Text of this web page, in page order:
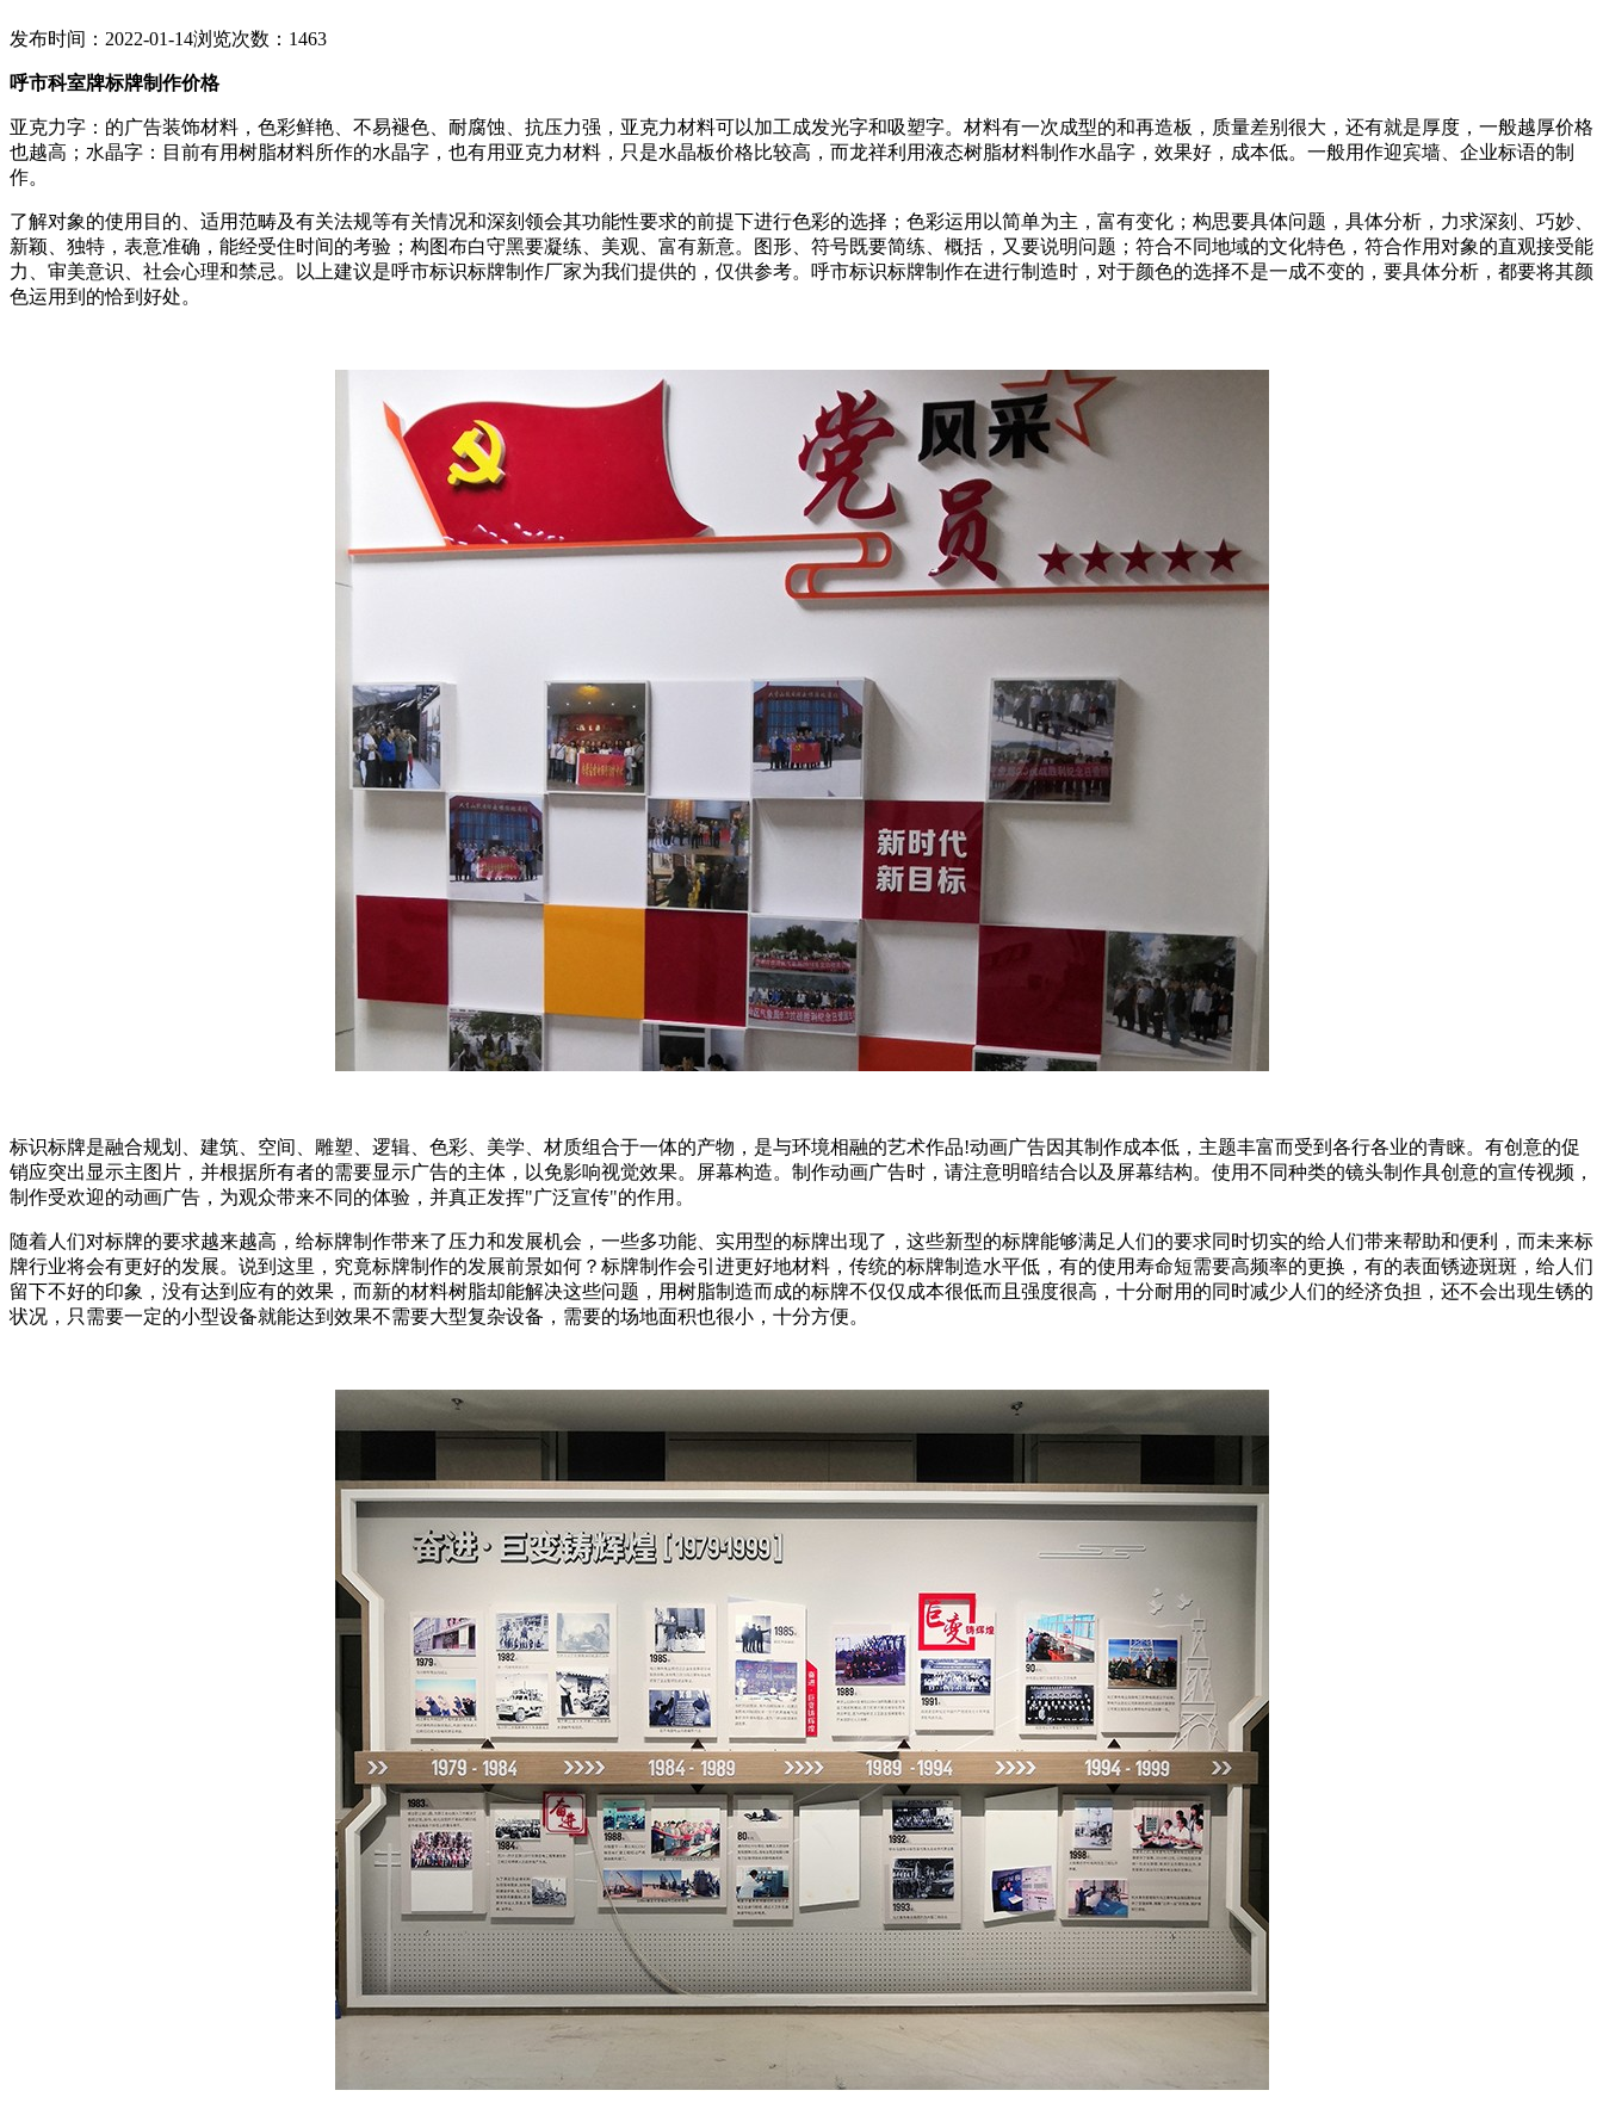
发布时间：2022-01-14浏览次数：1463
呼市科室牌标牌制作价格
亚克力字：的广告装饰材料，色彩鲜艳、不易褪色、耐腐蚀、抗压力强，亚克力材料可以加工成发光字和吸塑字。材料有一次成型的和再造板，质量差别很大，还有就是厚度，一般越厚价格
也越高；水晶字：目前有用树脂材料所作的水晶字，也有用亚克力材料，只是水晶板价格比较高，而龙祥利用液态树脂材料制作水晶字，效果好，成本低。一般用作迎宾墙、企业标语的制
作。
了解对象的使用目的、适用范畴及有关法规等有关情况和深刻领会其功能性要求的前提下进行色彩的选择；色彩运用以简单为主，富有变化；构思要具体问题，具体分析，力求深刻、巧妙、
新颖、独特，表意准确，能经受住时间的考验；构图布白守黑要凝练、美观、富有新意。图形、符号既要简练、概括，又要说明问题；符合不同地域的文化特色，符合作用对象的直观接受能
力、审美意识、社会心理和禁忌。以上建议是呼市标识标牌制作厂家为我们提供的，仅供参考。呼市标识标牌制作在进行制造时，对于颜色的选择不是一成不变的，要具体分析，都要将其颜
色运用到的恰到好处。
标识标牌是融合规划、建筑、空间、雕塑、逻辑、色彩、美学、材质组合于一体的产物，是与环境相融的艺术作品!动画广告因其制作成本低，主题丰富而受到各行各业的青睐。有创意的促
销应突出显示主图片，并根据所有者的需要显示广告的主体，以免影响视觉效果。屏幕构造。制作动画广告时，请注意明暗结合以及屏幕结构。使用不同种类的镜头制作具创意的宣传视频，
制作受欢迎的动画广告，为观众带来不同的体验，并真正发挥"广泛宣传"的作用。
随着人们对标牌的要求越来越高，给标牌制作带来了压力和发展机会，一些多功能、实用型的标牌出现了，这些新型的标牌能够满足人们的要求同时切实的给人们带来帮助和便利，而未来标
牌行业将会有更好的发展。说到这里，究竟标牌制作的发展前景如何？标牌制作会引进更好地材料，传统的标牌制造水平低，有的使用寿命短需要高频率的更换，有的表面锈迹斑斑，给人们
留下不好的印象，没有达到应有的效果，而新的材料树脂却能解决这些问题，用树脂制造而成的标牌不仅仅成本很低而且强度很高，十分耐用的同时减少人们的经济负担，还不会出现生锈的
状况，只需要一定的小型设备就能达到效果不需要大型复杂设备，需要的场地面积也很小，十分方便。